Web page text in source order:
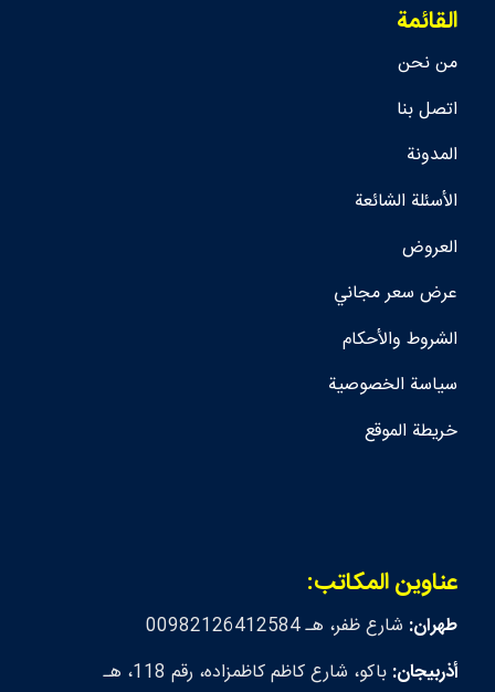
القائمة
من نحن
اتصل بنا
المدونة
الأسئلة الشائعة
العروض
عرض سعر مجاني
الشروط والأحكام
سياسة الخصوصية
خريطة الموقع
عناوين المكاتب:
طهران: شارع ظفر، هـ 00982126412584
أذربيجان:
باكو، شارع كاظم كاظمزاده، رقم 118، هـ